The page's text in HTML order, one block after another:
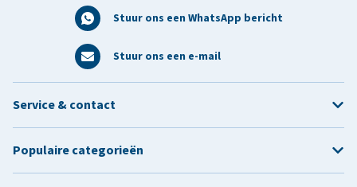
Stuur ons een WhatsApp bericht
Stuur ons een e-mail
Service & contact
Populaire categorieën